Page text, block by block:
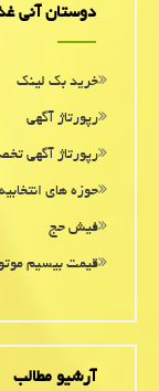
دوستان آنی
خرید بک لینک
رپورتاژ آگهی
رپورتاژ آگهی
حوزه های
فیش حج
قیمت بیسیم
آرشیو مطالب